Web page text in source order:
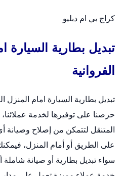
كراج بي ام دبليو
تبديل بطارية السيارة
الفروانية
تبديل بطارية السيارة امام المنزل
حرصنا على توفيرها لخدمة
المتنقل لتتمكن من إصلاح وصيانة
على الطريق أو أمام المنزل،
سواء تبديل بطارية أو صيانة